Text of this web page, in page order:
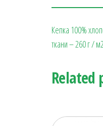
Кепка 100%
ткани – 260 г /
Related